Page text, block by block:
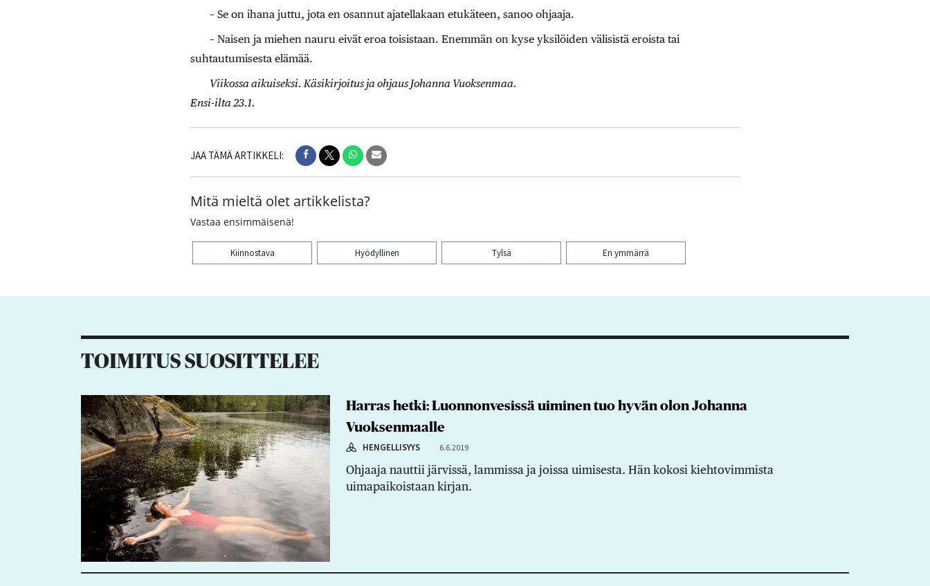
– Se on ihana juttu, jota en osannut ajatellakaan etukäteen, sanoo ohjaaja.
– Naisen ja miehen nauru eivät eroa toisistaan. Enemmän on kyse yksilöiden välisistä eroista tai
suhtautumisesta elämää.
Viikossa aikuiseksi. Käsikirjoitus ja ohjaus Johanna Vuoksenmaa.
Ensi-ilta 23.1.
JAA TÄMÄ ARTIKKELI:
Mitä mieltä olet artikkelista?
Vastaa ensimmäisenä!
Kiinnostava Hyödyllinen Tylsä En ymmärrä
TOIMITUS SUOSITTELEE
Harras hetki: Luonnonvesissä uiminen tuo hyvän olon Johanna
Vuoksenmaalle
HENGELLISYYS 6.6.2019
Ohjaaja nauttii järvissä, lammissa ja joissa uimisesta. Hän kokosi kiehtovimmista
uimapaikoistaan kirjan.